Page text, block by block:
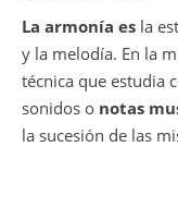
La armonía es la
y la melodía. En la
técnica que estudia
sonidos o notas
la sucesión de las